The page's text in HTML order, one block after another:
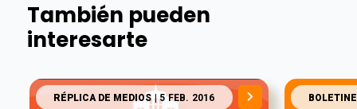
También pueden
interesarte
RÉPLICA DE MEDIOS| 5 FEB. 2016